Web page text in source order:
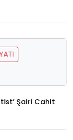
Şairi Cahit